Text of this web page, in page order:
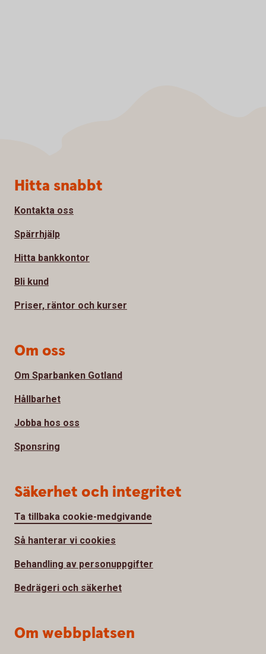
Sidfot
Hitta snabbt
Kontakta oss
Spärrhjälp
Hitta bankkontor
Bli kund
Priser, räntor och kurser
Om oss
Om Sparbanken Gotland
Hållbarhet
Jobba hos oss
Sponsring
Säkerhet och integritet
Ta tillbaka cookie-medgivande
Så hanterar vi cookies
Behandling av personuppgifter
Bedrägeri och säkerhet
Om webbplatsen